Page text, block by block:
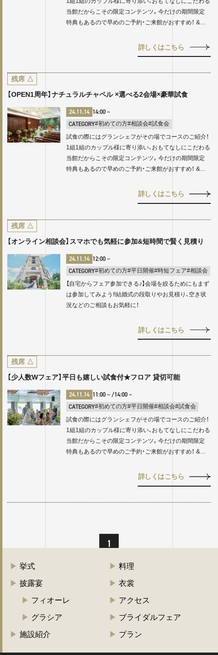
当館だからこその限定コンテンツ。今だけの期間限定
特典もあるので早めのご予約・ご来館がおすすめ！ &…
詳しくはこちら
残席 △
【OPEN1周年】ナチュラルチャペル ×選べる2会場×豪華試食
24.11.14 14:00~
CATEGORY#初めての方#相談会#試食会
試食の際にはグランシェフがその場でコースのご紹介！
1組1組のカップル様に寄り添い、おもてなしにこだわる
当館だからこその限定コンテンツ。今だけの期間限定
特典もあるので早めのご予約・ご来館がおすすめ！ &…
詳しくはこちら
残席 △
【オンライン相談会】スマホでも気軽に参加&短時間で賢く見積り
24.11.14 12:00~
CATEGORY#初めての方#平日開催#時短フェア#相談会
【自宅からフェア参加できる♪】会場を絞るためにもまず
は参加してみよう‼結婚式の段取りやお見積り、空き状
況などのご相談もお気軽に！
詳しくはこちら
残席 △
【少人数Wフェア】平日も嬉しい試食付★フロア 貸切可能
24.11.14 11:00~ /14:00~
CATEGORY#初めての方#平日開催#相談会#試食会
試食の際にはグランシェフがその場でコースのご紹介！
1組1組のカップル様に寄り添い、おもてなしにこだわる
当館だからこその限定コンテンツ。今だけの期間限定
特典もあるので早めのご予約・ご来館がおすすめ！ &…
詳しくはこちら
1
挙式
披露宴
フィオーレ
グラシア
施設紹介
料理
衣裳
アクセス
ブライダルフェア
プラン